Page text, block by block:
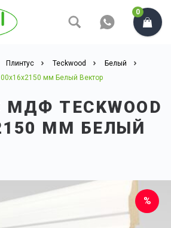
0
Плинтус Teckwood
Белый
мм Белый Вектор
TECKWOOD
ММ БЕЛЫЙ